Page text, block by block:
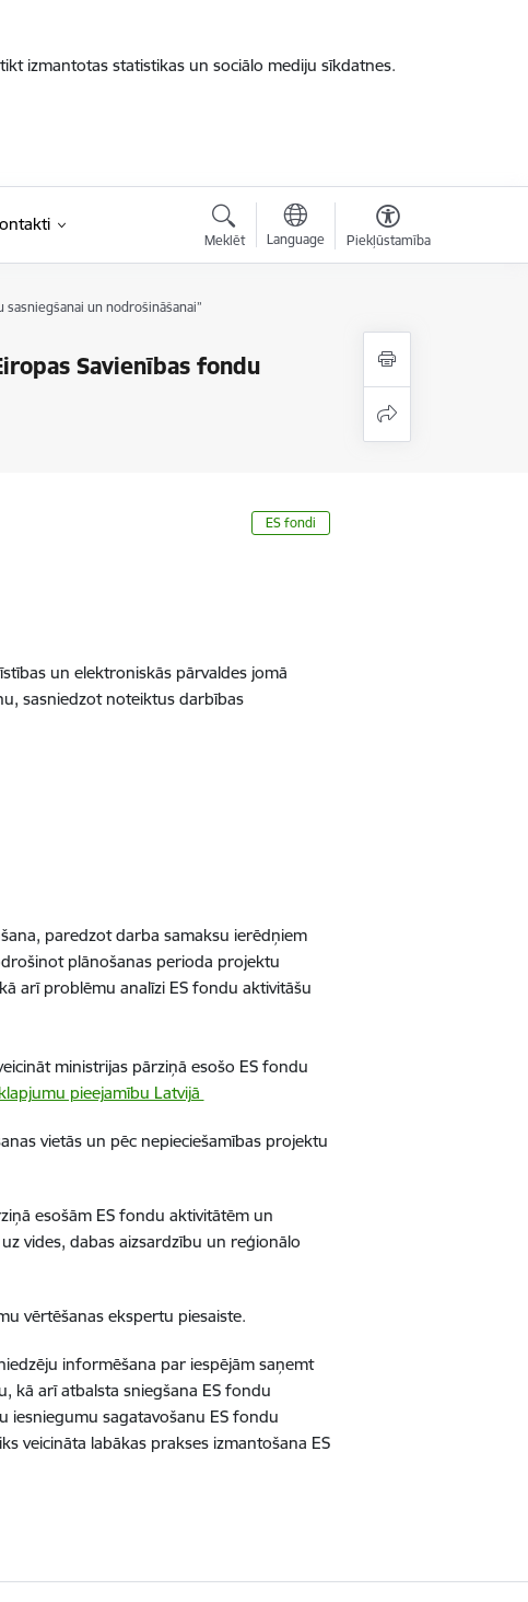
izmantotas statistikas un sociālo mediju sīkdatnes.
Meklēt Language Piekļūstamība
un nodrošināšanai”
Savienības fondu
ES fondi
un elektroniskās pārvaldes jomā
sasniedzot noteiktus darbības
paredzot darba samaksu ierēdņiem
plānošanas perioda projektu
arī problēmu analīzi ES fondu aktivitāšu
ministrijas pārziņā esošo ES fondu
pieejamību Latvijā
vietās un pēc nepieciešamības projektu
esošām ES fondu aktivitātēm un
vides, dabas aizsardzību un reģionālo
vērtēšanas ekspertu piesaiste.
informēšana par iespējām saņemt
kā arī atbalsta sniegšana ES fondu
iesniegumu sagatavošanu ES fondu
veicināta labākas prakses izmantošana ES